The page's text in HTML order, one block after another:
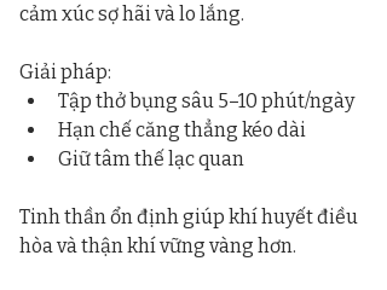
cảm xúc sợ hãi và lo lắng.
Giải pháp:
Tập thở bụng sâu 5–10 phút/ngày
Hạn chế căng thẳng kéo dài
Giữ tâm thế lạc quan
Tinh thần ổn định giúp khí huyết điều
hòa và thận khí vững vàng hơn.